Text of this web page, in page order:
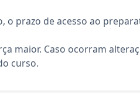
prazo de acesso ao
maior. Caso ocorram
curso.